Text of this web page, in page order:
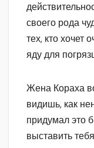
своего рода
тех, кто хочет
яду для
Жена Кораха
видишь, как
придумал это
выставить